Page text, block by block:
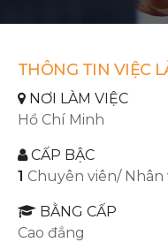
THÔNG TIN VIỆC
NƠI LÀM VIỆC
Hồ Chí Minh
CẤP BẬC
1 Chuyên viên/ Nhân
BẰNG CẤP
Cao đẳng